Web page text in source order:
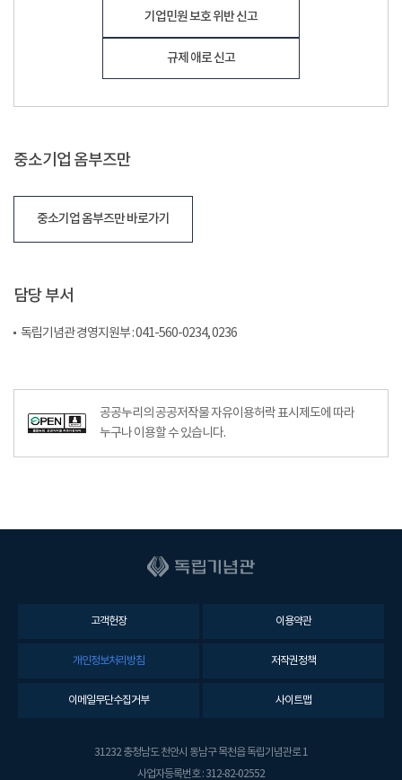
기업민원 보호 위반 신고
규제 애로 신고
중소기업 옴부즈만
중소기업 옴부즈만 바로가기
담당 부서
독립기념관 경영지원부 : 041-560-0234, 0236
공공누리의 공공저작물 자유이용허락 표시제도에 따라
누구나 이용할 수 있습니다.
고객헌장 이용약관
개인정보처리방침 저작권정책
이메일무단수집거부 사이트맵
31232 충청남도 천안시 동남구 목천읍 독립기념관로 1
사업자등록번호 : 312-82-02552